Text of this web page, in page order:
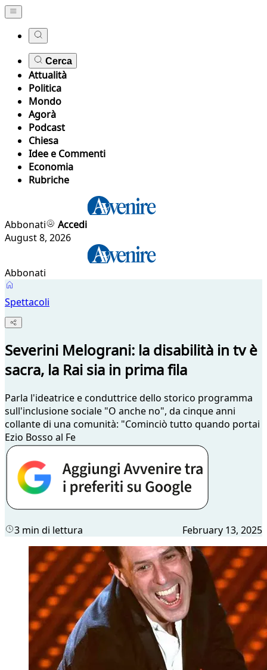
Cerca
Attualità
Politica
Mondo
Agorà
Podcast
Chiesa
Idee e Commenti
Economia
Rubriche
Abbonati
Accedi
August 8, 2026
Abbonati
Spettacoli
Severini Melograni: la disabilità in tv è
sacra, la Rai sia in prima fila
Parla l'ideatrice e conduttrice dello storico programma
sull'inclusione sociale "O anche no", da cinque anni
collante di una comunità: "Cominciò tutto quando portai
Ezio Bosso al Fe
3 min di lettura February 13, 2025